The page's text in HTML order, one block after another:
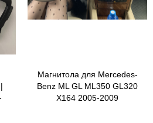
Магнитола для Mercedes-
Benz ML GL ML350 GL320
X164 2005-2009